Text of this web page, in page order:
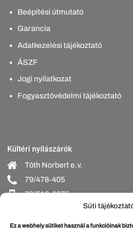
Süti
Ez a webhely sütiket használ a funkcióinak
Beépítési útmutató
Garancia
Adatkezelési tájékoztató
ÁSZF
Jogi nyilatkozat
Fogyasztóvédelmi tájékoztató
Kültéri nyílászárók
Tóth Norbert e.v.
79/478-405
70/518-6275
bejarati@schumacherajto.hu